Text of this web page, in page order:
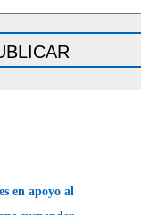
en apoyo al